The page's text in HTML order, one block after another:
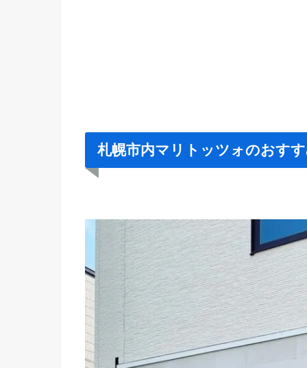
札幌市内マリトッツォのおす